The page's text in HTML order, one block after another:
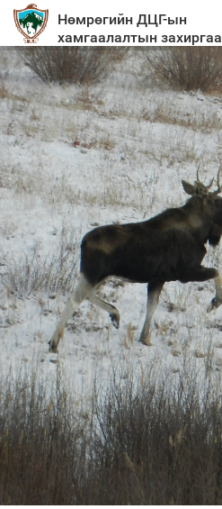
Нөмрөгийн ДЦГ-ын
хамгаалалтын захиргаа